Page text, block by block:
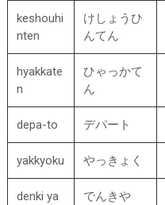
keshouhi
nten
けしょうひ
んてん
hyakkate
n
ひゃっかて
ん
depa-to デパート
yakkyoku やっきょく
denki ya でんきや